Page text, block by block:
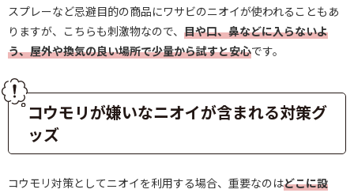
スプレーなど忌避目的の商品にワサビのニオイが使われることもあ
りますが、こちらも刺激物なので、 目や口、鼻などに入らないよ
う、屋外や換気の良い場所で少量から試すと安心です。
コウモリが嫌いなニオイが含まれる対策グ
ッズ
コウモリ対策としてニオイを利用する場合、重要なのはどこに設